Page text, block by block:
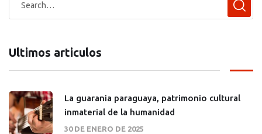
Ultimos articulos
La guarania paraguaya, patrimonio cultural
inmaterial de la humanidad
30 DE ENERO DE 2025